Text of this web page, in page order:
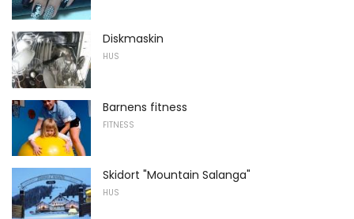
Diskmaskin
HUS
Barnens fitness
FITNESS
Skidort "Mountain Salanga"
HUS